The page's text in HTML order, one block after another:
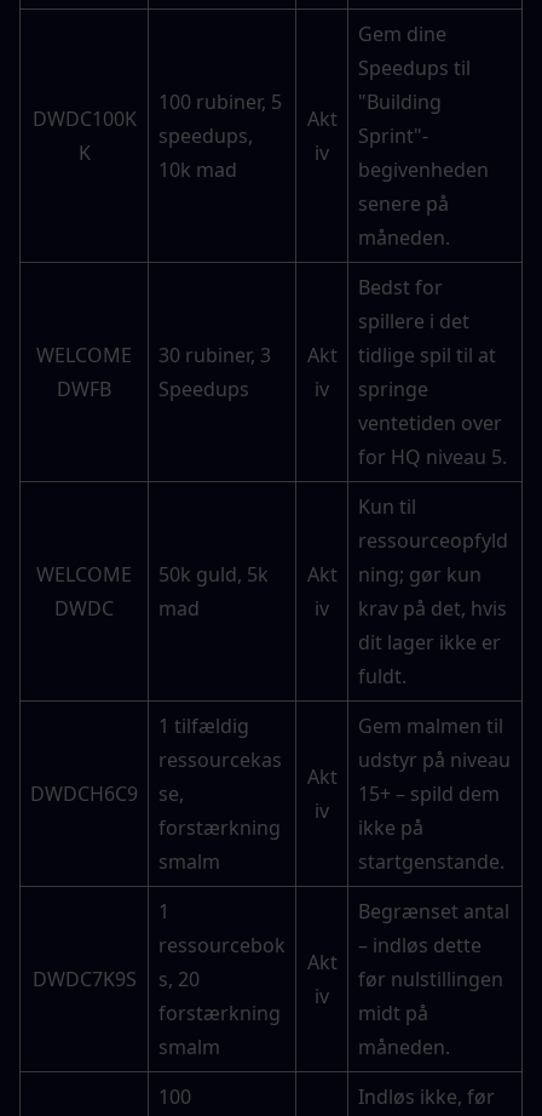
DWDC100K
K
100 rubiner, 5
speedups,
10k mad
Akt
iv
Gem dine
Speedups til
"Building
Sprint"-
begivenheden
senere på
måneden.
WELCOME
DWFB
30 rubiner, 3
Speedups
Akt
iv
Bedst for
spillere i det
tidlige spil til at
springe
ventetiden over
for HQ niveau 5.
WELCOME
DWDC
50k guld, 5k
mad
Akt
iv
Kun til
ressourceopfyld
ning; gør kun
krav på det, hvis
dit lager ikke er
fuldt.
DWDCH6C9
1 tilfældig
ressourcekas
se,
forstærkning
smalm
Akt
iv
Gem malmen til
udstyr på niveau
15+ – spild dem
ikke på
startgenstande.
DWDC7K9S
1
ressourcebok
s, 20
forstærkning
smalm
Akt
iv
Begrænset antal
– indløs dette
før nulstillingen
midt på
måneden.
100
Indløs ikke, før